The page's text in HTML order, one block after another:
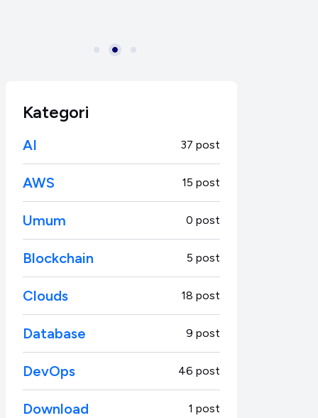
Kategori
AI 37 post
AWS 15 post
Umum 0 post
Blockchain 5 post
Clouds 18 post
Database 9 post
DevOps 46 post
Download 1 post